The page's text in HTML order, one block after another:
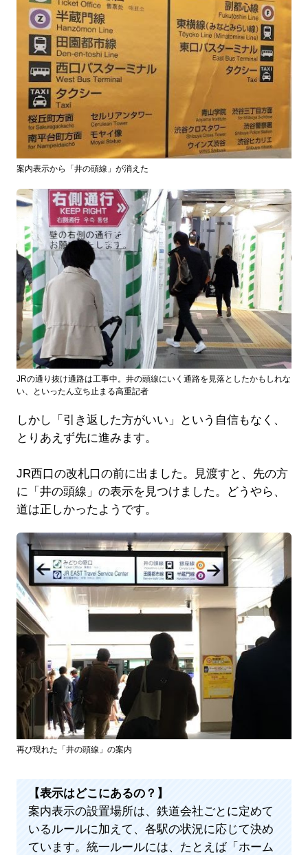
案内表示から「井の頭線」が消えた
JRの通り抜け通路は工事中。井の頭線にいく通路を見落としたかもしれな
い、といったん立ち止まる高重記者
しかし「引き返した方がいい」という自信もなく、
とりあえず先に進みます。
JR西口の改札口の前に出ました。見渡すと、先の方
に「井の頭線」の表示を見つけました。どうやら、
道は正しかったようです。
再び現れた「井の頭線」の案内
【表示はどこにあるの？】
案内表示の設置場所は、鉄道会社ごとに定めて
いるルールに加えて、各駅の状況に応じて決め
ています。統一ルールには、たとえば「ホーム